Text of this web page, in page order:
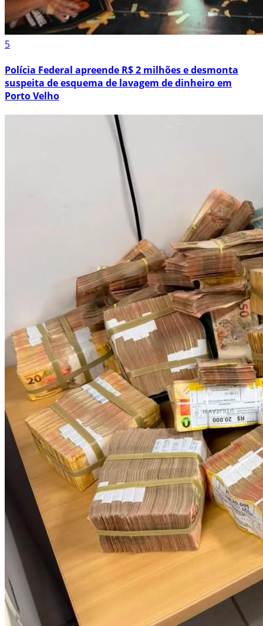
5
Polícia Federal apreende R$ 2 milhões e desmonta
suspeita de esquema de lavagem de dinheiro em
Porto Velho